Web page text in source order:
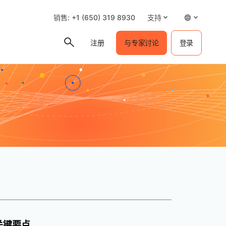
销售: +1 (650) 319 8930 支持
注册 与专家讨论 登录